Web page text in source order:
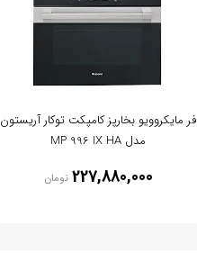
فر مایکروویو بخارپز کامپکت توکار آریستون
مدل MP 996 IX HA
227,880,000 تومان